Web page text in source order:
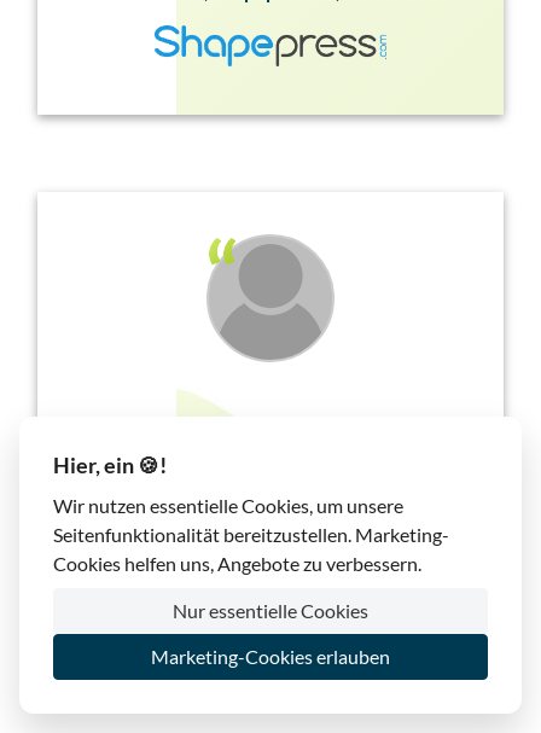
Sehr netter und schneller Service, super günstige
Domains (wenn man sie denn braucht, auch die
werbefreien Free-Angebote sind super!) mit E-Mail
inbegriffen , kostenloses SSL, was will man mehr!
100% weiterzuempfehlen, bester Hosting-Anbieter
den ich je hatte!
Eric, Januar 2017
Hier, ein 🍪!
Wir nutzen essentielle Cookies, um unsere
Seitenfunktionalität bereitzustellen. Marketing-
Cookies helfen uns, Angebote zu verbessern.
Nur essentielle Cookies
Marketing-Cookies erlauben